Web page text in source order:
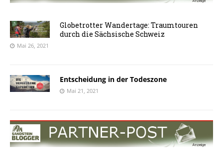
Globetrotter Wandertage: Traumtouren
durch die Sächsische Schweiz
Mai 26, 2021
Entscheidung in der Todeszone
Mai 21, 2021